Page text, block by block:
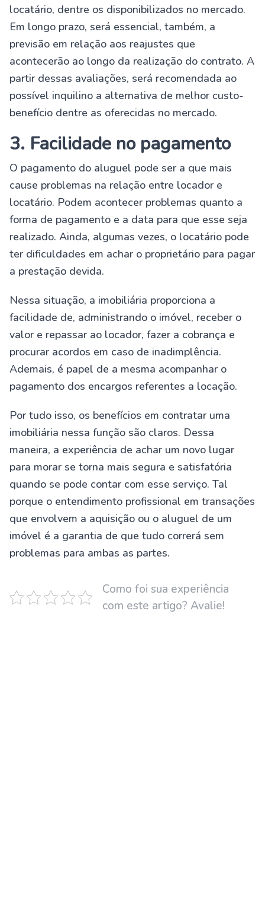
locatário, dentre os disponibilizados no mercado.
Em longo prazo, será essencial, também, a
previsão em relação aos reajustes que
acontecerão ao longo da realização do contrato. A
partir dessas avaliações, será recomendada ao
possível inquilino a alternativa de melhor custo-
benefício dentre as oferecidas no mercado.
3. Facilidade no pagamento
O pagamento do aluguel pode ser a que mais
cause problemas na relação entre locador e
locatário. Podem acontecer problemas quanto a
forma de pagamento e a data para que esse seja
realizado. Ainda, algumas vezes, o locatário pode
ter dificuldades em achar o proprietário para pagar
a prestação devida.
Nessa situação, a imobiliária proporciona a
facilidade de, administrando o imóvel, receber o
valor e repassar ao locador, fazer a cobrança e
procurar acordos em caso de inadimplência.
Ademais, é papel de a mesma acompanhar o
pagamento dos encargos referentes a locação.
Por tudo isso, os benefícios em contratar uma
imobiliária nessa função são claros. Dessa
maneira, a experiência de achar um novo lugar
para morar se torna mais segura e satisfatória
quando se pode contar com esse serviço. Tal
porque o entendimento profissional em transações
que envolvem a aquisição ou o aluguel de um
imóvel é a garantia de que tudo correrá sem
problemas para ambas as partes.
Como foi sua experiência
com este artigo? Avalie!